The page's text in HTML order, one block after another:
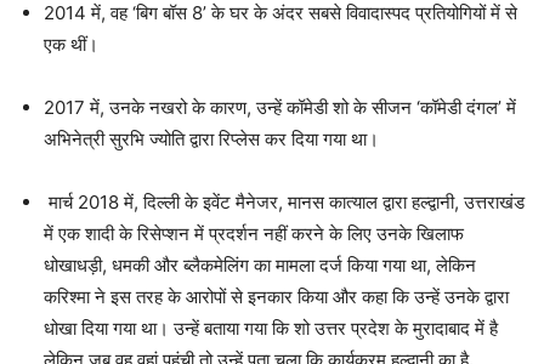
2014 में, वह ‘बिग बॉस 8’ के घर के अंदर सबसे विवादास्पद प्रतियोगियों में से
एक थीं।
2017 में, उनके नखरो के कारण, उन्हें कॉमेडी शो के सीजन ‘कॉमेडी दंगल’ में
अभिनेत्री सुरभि ज्योति द्वारा रिप्लेस कर दिया गया था।
मार्च 2018 में, दिल्ली के इवेंट मैनेजर, मानस कात्याल द्वारा हल्द्वानी, उत्तराखंड
में एक शादी के रिसेप्शन में प्रदर्शन नहीं करने के लिए उनके खिलाफ
धोखाधड़ी, धमकी और ब्लैकमेलिंग का मामला दर्ज किया गया था, लेकिन
करिश्मा ने इस तरह के आरोपों से इनकार किया और कहा कि उन्हें उनके द्वारा
धोखा दिया गया था। उन्हें बताया गया कि शो उत्तर प्रदेश के मुरादाबाद में है